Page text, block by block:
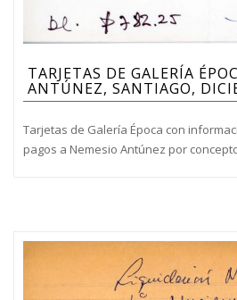
TARJETAS DE GALERÍA
ANTÚNEZ, SANTIAGO,
Tarjetas de Galería Época con
pagos a Nemesio Antúnez por